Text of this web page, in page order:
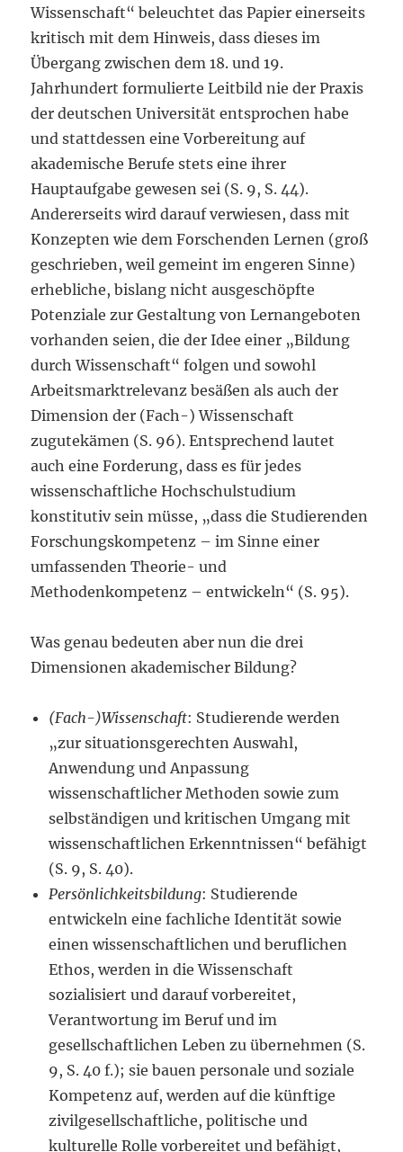
Wissenschaft“ beleuchtet das Papier einerseits
kritisch mit dem Hinweis, dass dieses im
Übergang zwischen dem 18. und 19.
Jahrhundert formulierte Leitbild nie der Praxis
der deutschen Universität entsprochen habe
und stattdessen eine Vorbereitung auf
akademische Berufe stets eine ihrer
Hauptaufgabe gewesen sei (S. 9, S. 44).
Andererseits wird darauf verwiesen, dass mit
Konzepten wie dem Forschenden Lernen (groß
geschrieben, weil gemeint im engeren Sinne)
erhebliche, bislang nicht ausgeschöpfte
Potenziale zur Gestaltung von Lernangeboten
vorhanden seien, die der Idee einer „Bildung
durch Wissenschaft“ folgen und sowohl
Arbeitsmarktrelevanz besäßen als auch der
Dimension der (Fach-) Wissenschaft
zugutekämen (S. 96). Entsprechend lautet
auch eine Forderung, dass es für jedes
wissenschaftliche Hochschulstudium
konstitutiv sein müsse, „dass die Studierenden
Forschungskompetenz – im Sinne einer
umfassenden Theorie- und
Methodenkompetenz – entwickeln“ (S. 95).
Was genau bedeuten aber nun die drei
Dimensionen akademischer Bildung?
(Fach-)Wissenschaft: Studierende werden
„zur situationsgerechten Auswahl,
Anwendung und Anpassung
wissenschaftlicher Methoden sowie zum
selbständigen und kritischen Umgang mit
wissenschaftlichen Erkenntnissen“ befähigt
(S. 9, S. 40).
Persönlichkeitsbildung: Studierende
entwickeln eine fachliche Identität sowie
einen wissenschaftlichen und beruflichen
Ethos, werden in die Wissenschaft
sozialisiert und darauf vorbereitet,
Verantwortung im Beruf und im
gesellschaftlichen Leben zu übernehmen (S.
9, S. 40 f.); sie bauen personale und soziale
Kompetenz auf, werden auf die künftige
zivilgesellschaftliche, politische und
kulturelle Rolle vorbereitet und befähigt,